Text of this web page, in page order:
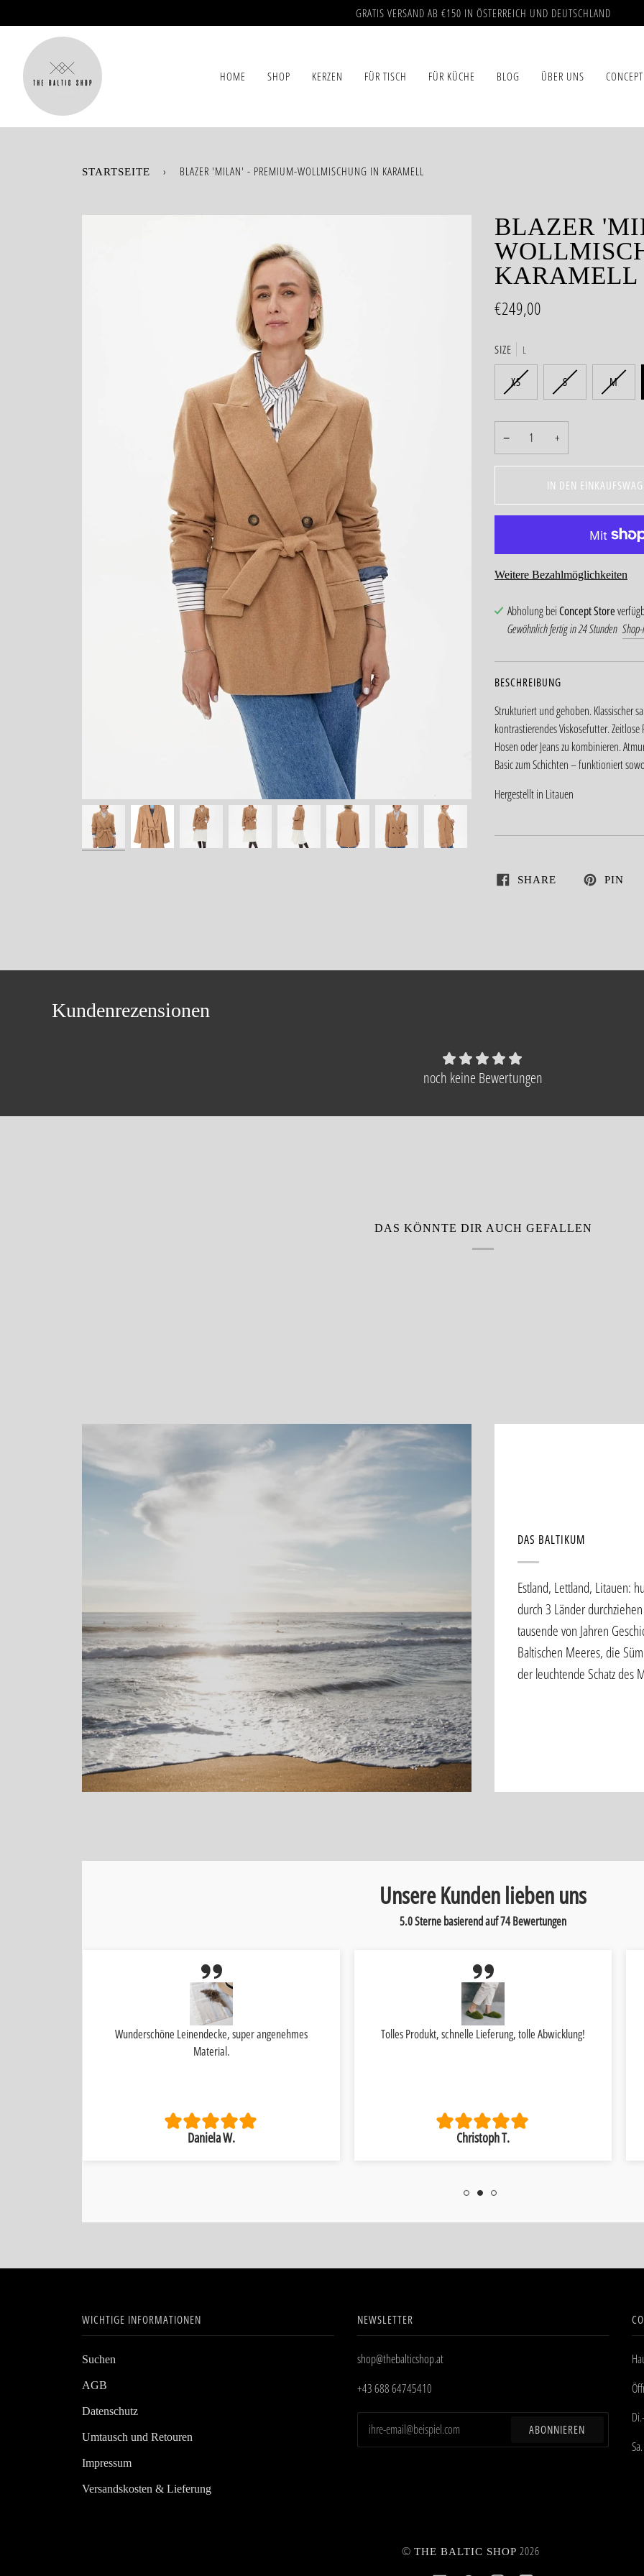
zum
GRATIS VERSAND AB €150 IN ÖSTERREICH UND DEUTSCHLAND
HOME SHOP KERZEN FÜR TISCH FÜR KÜCHE BLOG ÜBER UNS
STARTSEITE › BLAZER 'MILAN' - PREMIUM-WOLLMISCHUNG IN KARAMELL
BLAZER
KARAMELL
€249,00
SIZE L
XS S M
− +
IN DEN
Weitere Bezahlmöglichkeiten
Abholung beiConcept Store
Gewöhnlich fertig in 24 Stunden
BESCHREIBUNG
Strukturiert und gehoben. Klassischer
kontrastierendes Viskosefutter.
Hosen oder Jeans zu kombinieren.
Basic zum Schichten – funktioniert
Hergestellt in Litauen
SHARE PIN
Kundenrezensionen
noch keine Bewertungen
DAS KÖNNTE DIR AUCH GEFALLEN
DAS BALTIKUM
Estland, Lettland, Litauen:
durch 3 Länder
tausende von Jahren
Baltischen Meeres, die
der leuchtende Schatz des
Unsere Kunden lieben uns
5.0 Sterne basierend auf74Bewertungen
Wunderschöne Leinendecke, super angenehmes
Material.
Daniela W.
Tolles Produkt, schnelle Lieferung, tolle Abwicklung!
Christoph T.
WICHTIGE INFORMATIONEN
Suchen
AGB
Datenschutz
Umtausch und Retouren
Impressum
Versandskosten & Lieferung
NEWSLETTER
shop@thebalticshop.at
+43 688 64745410
ABONNIEREN
© THE BALTIC SHOP 2026